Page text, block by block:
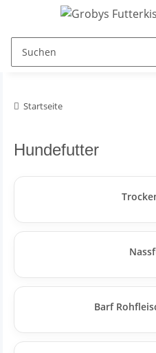
Startseite
Hundefutter
Barf